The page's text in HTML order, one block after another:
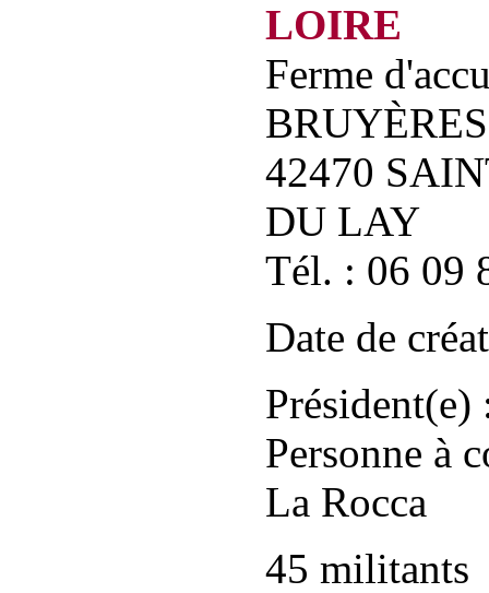
LOIRE
Ferme
42470
DU LAY
Tél. : 06 09
Date de
Président(e)
Personne à
La Rocca
45 militants